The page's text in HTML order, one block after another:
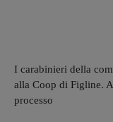
I carabinieri della
alla Coop di Figline.
processo